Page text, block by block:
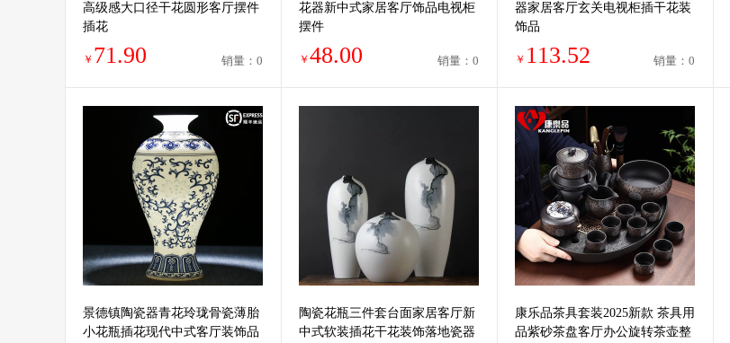
高级感大口径干花圆形客厅摆件
插花
￥ 71.90 销量：0
花器新中式家居客厅饰品电视柜
摆件
￥ 48.00 销量：0
器家居客厅玄关电视柜插干花装
饰品
￥ 113.52 销量：0
景德镇陶瓷器青花玲珑骨瓷薄胎
小花瓶插花现代中式客厅装饰品
陶瓷花瓶三件套台面家居客厅新
中式软装插花干花装饰落地瓷器
康乐品茶具套装2025新款 茶具用
品紫砂茶盘客厅办公旋转茶壶整